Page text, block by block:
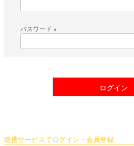
必
)
パスワード
必
ログイン
連携サービスでログイン・会員登録